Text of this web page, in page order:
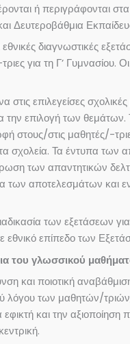
ή περιγράφονται
Δευτεροβάθμια
διαγνωστικές
για τη Γ’
στις επιλεγείσες
την επιλογή των
στους/στις μαθητές/-
σχολεία. Τα έντυπα
των απαντητικών
των αποτελεσμάτων
των εξετάσεων
εθνικό επίπεδο των
του γλωσσικού
και ποιοτική
λόγου των μαθητών/
και την